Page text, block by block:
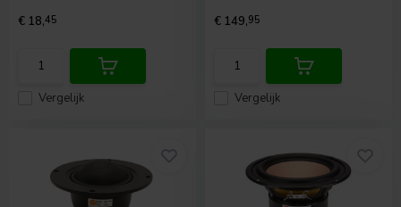
Vergelijk
€ 18,45
Vergelijk
€ 149,95